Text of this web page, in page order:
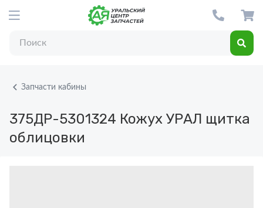
Запчасти кабины
375ДР-5301324 Кожух УРАЛ щитка
облицовки